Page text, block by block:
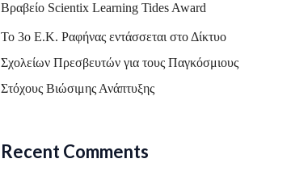
Βραβείο Scientix Learning Tides Award
Το 3ο Ε.Κ. Ραφήνας εντάσσεται στο Δίκτυο
Σχολείων Πρεσβευτών για τους Παγκόσμιους
Στόχους Βιώσιμης Ανάπτυξης
Recent Comments